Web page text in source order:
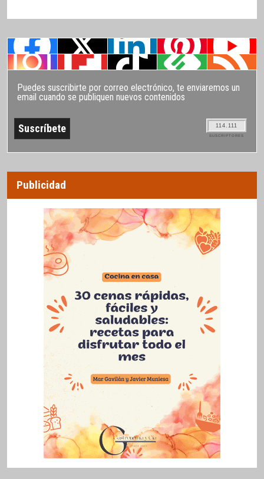
Puedes suscribirte por correo electrónico, te enviaremos un
email cuando se publiquen nuevos contenidos
114.111
SUSCRIPTORES
Publicidad